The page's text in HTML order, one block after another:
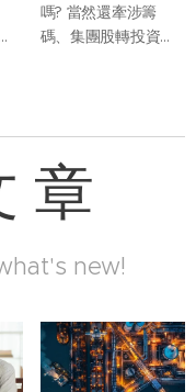
嗎? 當然還牽涉籌
碼、集團股轉投資等
是裂解利差。因為台
灣不產原油，因此塑
化股的利潤，是建立
在買原油的成本進
關成品的報價，其中
最為重要的就是中油
寮)，唯二的輕油裂解
廠區。
章
new!